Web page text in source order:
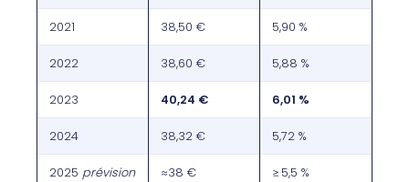
2021 38,50 € 5,90 %
2022 38,60 € 5,88 %
2023 40,24 € 6,01 %
2024 38,32 € 5,72 %
2025 prévision ≈38 € ≥ 5,5 %